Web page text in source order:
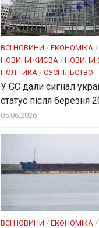
ВСІ НОВИНИ / ЕКОНОМІКА /
НОВИНИ КИЄВА / НОВИНИ
ПОЛІТИКА / СУСПІЛЬСТВО
У ЄС дали сигнал
статус після березня
05.06.2026
ВСІ НОВИНИ / ЕКОНОМІКА /